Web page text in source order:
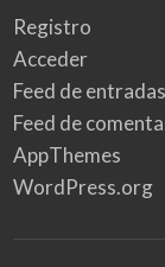
Registro
Acceder
Feed de entradas
Feed de
AppThemes
WordPress.org